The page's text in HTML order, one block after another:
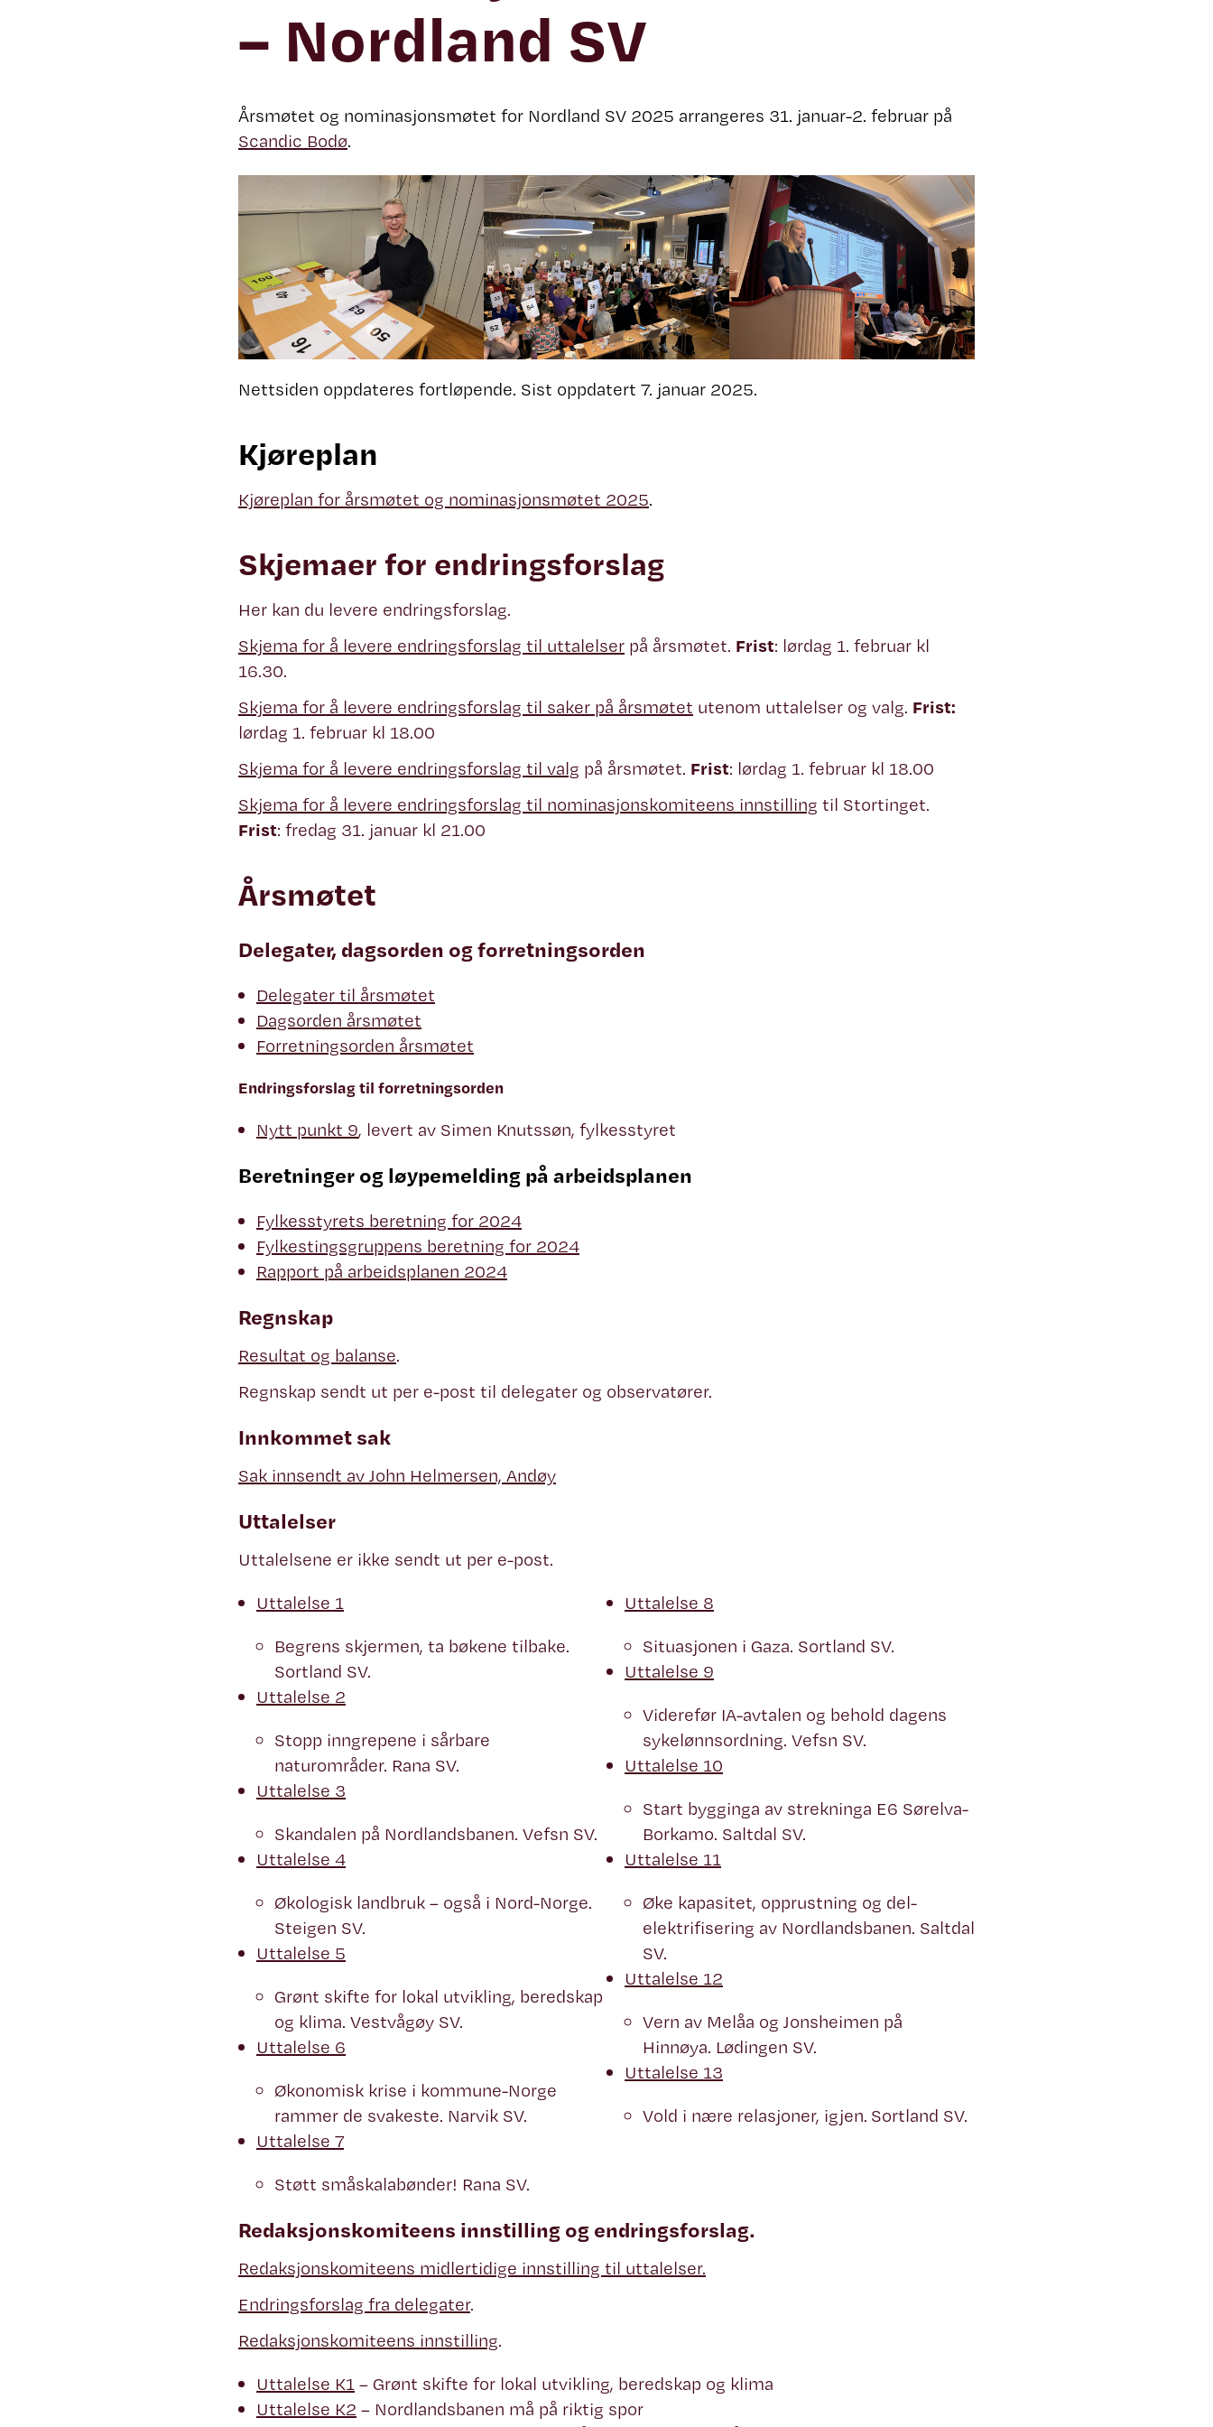
– Nordland SV
Årsmøtet og nominasjonsmøtet for Nordland SV 2025 arrangeres 31. januar-2. februar på
Scandic Bodø.
Nettsiden oppdateres fortløpende. Sist oppdatert 7. januar 2025.
Kjøreplan
Kjøreplan for årsmøtet og nominasjonsmøtet 2025.
Skjemaer for endringsforslag
Her kan du levere endringsforslag.
Skjema for å levere endringsforslag til uttalelser på årsmøtet. Frist: lørdag 1. februar kl
16.30.
Skjema for å levere endringsforslag til saker på årsmøtet utenom uttalelser og valg. Frist:
lørdag 1. februar kl 18.00
Skjema for å levere endringsforslag til valg på årsmøtet. Frist: lørdag 1. februar kl 18.00
Skjema for å levere endringsforslag til nominasjonskomiteens innstilling til Stortinget.
Frist: fredag 31. januar kl 21.00
Årsmøtet
Delegater, dagsorden og forretningsorden
Delegater til årsmøtet
Dagsorden årsmøtet
Forretningsorden årsmøtet
Endringsforslag til forretningsorden
Nytt punkt 9, levert av Simen Knutssøn, fylkesstyret
Beretninger og løypemelding på arbeidsplanen
Fylkesstyrets beretning for 2024
Fylkestingsgruppens beretning for 2024
Rapport på arbeidsplanen 2024
Regnskap
Resultat og balanse.
Regnskap sendt ut per e-post til delegater og observatører.
Innkommet sak
Sak innsendt av John Helmersen, Andøy
Uttalelser
Uttalelsene er ikke sendt ut per e-post.
Uttalelse 1
Begrens skjermen, ta bøkene tilbake.
Sortland SV.
Uttalelse 2
Stopp inngrepene i sårbare
naturområder. Rana SV.
Uttalelse 3
Skandalen på Nordlandsbanen. Vefsn SV.
Uttalelse 4
Økologisk landbruk – også i Nord-Norge.
Steigen SV.
Uttalelse 5
Grønt skifte for lokal utvikling, beredskap
og klima. Vestvågøy SV.
Uttalelse 6
Økonomisk krise i kommune-Norge
rammer de svakeste. Narvik SV.
Uttalelse 7
Støtt småskalabønder! Rana SV.
Uttalelse 8
Situasjonen i Gaza. Sortland SV.
Uttalelse 9
Viderefør IA-avtalen og behold dagens
sykelønnsordning. Vefsn SV.
Uttalelse 10
Start bygginga av strekninga E6 Sørelva-
Borkamo. Saltdal SV.
Uttalelse 11
Øke kapasitet, opprustning og del-
elektrifisering av Nordlandsbanen. Saltdal
SV.
Uttalelse 12
Vern av Melåa og Jonsheimen på
Hinnøya. Lødingen SV.
Uttalelse 13
Vold i nære relasjoner, igjen. Sortland SV.
Redaksjonskomiteens innstilling og endringsforslag.
Redaksjonskomiteens midlertidige innstilling til uttalelser.
Endringsforslag fra delegater.
Redaksjonskomiteens innstilling.
Uttalelse K1– Grønt skifte for lokal utvikling, beredskap og klima
Uttalelse K2 – Nordlandsbanen må på riktig spor